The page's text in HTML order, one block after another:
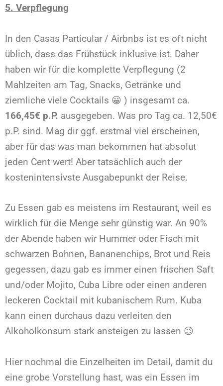
5. Verpflegung
In den Casas Particular / Airbnbs ist es oft nicht
üblich, dass das Frühstück inklusive ist. Daher
haben wir für die komplette Verpflegung (2
Mahlzeiten am Tag, Snacks, Getränke und
ziemliche viele Cocktails 😀 ) insgesamt ca.
166,45€ p.P. ausgegeben. Was pro Tag ca. 12,50€
p.P. sind. Mag dir ggf. erstmal viel erscheinen,
aber für das was man bekommen hat absolut
jeden Cent wert! Aber tatsächlich auch der
kostenintensivste Ausgabepunkt der Reise.
Zu Essen gab es meistens im Restaurant, weil es
wirklich für die Menge sehr günstig war. An 90%
der Abende haben wir Hummer oder Fisch mit
schwarzen Bohnen, Bananenchips, Brot und Reis
gegessen, dazu gab es immer einen frischen Saft
und/oder Mojito, Cuba Libre oder einen anderen
leckeren Cocktail mit kubanischem Rum. Kuba
kann einen durchaus dazu verleiten den
Alkoholkonsum stark ansteigen zu lassen 😉
Hier nochmal die Einzelheiten im Detail, damit du
eine grobe Vorstellung hast, was ein Essen im